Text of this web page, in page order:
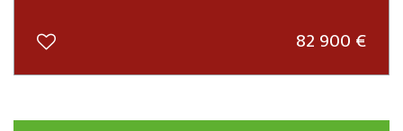
82 900 €